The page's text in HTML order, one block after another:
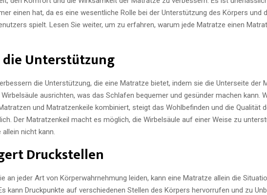
einen hat, da es eine wesentliche Rolle bei der Unterstützung des Körpers und
spielt. Lesen Sie weiter, um zu erfahren, warum jede Matratze einen
die Unterstützung
die Unterstützung, die eine Matratze bietet, indem sie die Unterseite der
ausrichten, was das Schlafen bequemer und gesünder machen kann.
und Matratzenkeile kombiniert, steigt das Wohlbefinden und die Qualität
Der Matratzenkeil macht es möglich, die Wirbelsäule auf einer Weise zu
nicht kann.
Druckstellen
an jeder Art von Körperwahrnehmung leiden, kann eine Matratze allein die
kann Druckpunkte auf verschiedenen Stellen des Körpers hervorrufen und zu